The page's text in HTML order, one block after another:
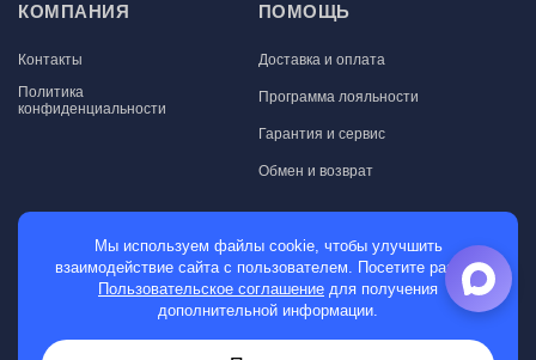
КОМПАНИЯ
Контакты
Политика
конфиденциальности
ПОМОЩЬ
Доставка и оплата
Программа лояльности
Гарантия и сервис
Обмен и возврат
МАГАЗИН
Мужские часы
Мы используем файлы cookie, чтобы улучшить
взаимодействие сайта с пользователем. Посетите раздел
Пользовательское соглашение для получения
дополнительной информации.